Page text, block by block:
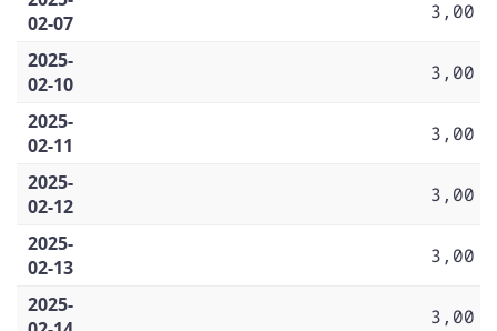
02-07
3,00
2025-
02-10
3,00
2025-
02-11
3,00
2025-
02-12
3,00
2025-
02-13
3,00
2025-
3,00